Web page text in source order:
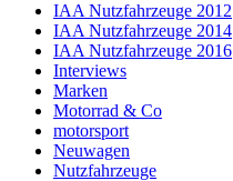
IAA Nutzfahrzeuge 2012
IAA Nutzfahrzeuge 2014
IAA Nutzfahrzeuge 2016
Interviews
Marken
Motorrad & Co
motorsport
Neuwagen
Nutzfahrzeuge